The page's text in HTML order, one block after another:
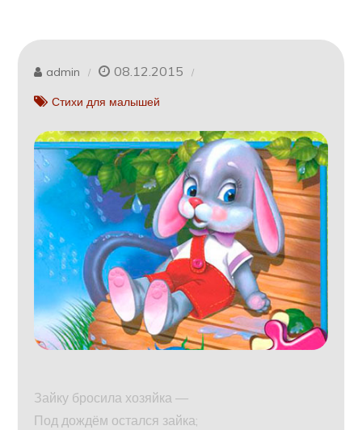
admin 08.12.2015
Стихи для малышей
Зайку бросила хозяйка —
Под дождём остался зайка;